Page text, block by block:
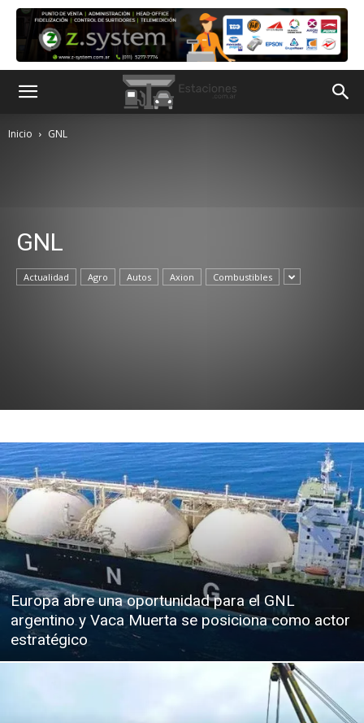
Inicio GNL
GNL
Actualidad Agro Autos Axion Combustibles
Europa abre una oportunidad para el GNL
argentino y Vaca Muerta se posiciona como actor
estratégico